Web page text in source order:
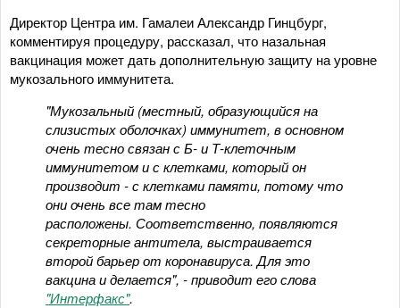
Директор Центра им. Гамалеи Александр Гинцбург,
комментируя процедуру, рассказал, что назальная
вакцинация может дать дополнительную защиту на уровне
мукозального иммунитета.
"Мукозальный (местный, образующийся на
слизистых оболочках) иммунитет, в основном
очень тесно связан с Б- и Т-клеточным
иммунитетом и с клетками, который он
производит - с клетками памяти, потому что
они очень все там тесно
расположены. Соответственно, появляются
секреторные антитела, выстраивается
второй барьер от коронавируса. Для это
вакцина и делается", - приводит его слова
"Интерфакс".